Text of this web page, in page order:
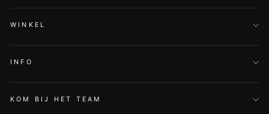
WINKEL
INFO
KOM BIJ HET TEAM